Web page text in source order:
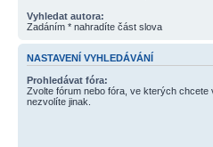
Vyhledat autora:
Zadáním * nahradíte část slova
NASTAVENÍ VYHLEDÁVÁNÍ
Prohledávat fóra:
Zvolte fórum nebo fóra, ve kterých chcete
nezvolíte jinak.